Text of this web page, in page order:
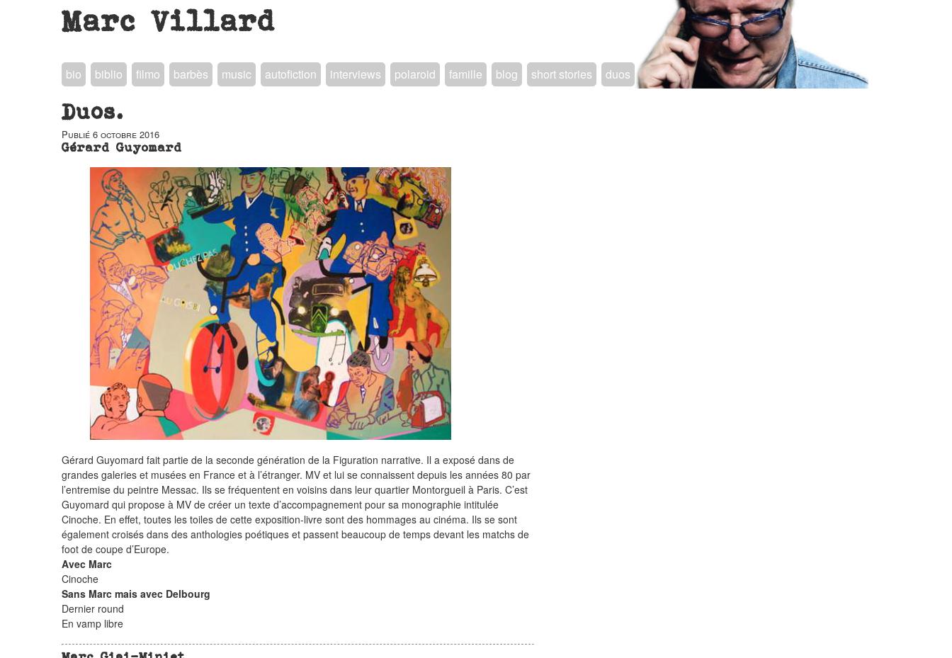
Marc Villard
bio biblio filmo barbès music autofiction interviews polaroid famille blog short stories duos
Duos.
Publié 6 octobre 2016
Gérard Guyomard
Gérard Guyomard fait partie de la seconde génération de la Figuration narrative. Il a exposé dans de
grandes galeries et musées en France et à l’étranger. MV et lui se connaissent depuis les années 80 par
l’entremise du peintre Messac. Ils se fréquentent en voisins dans leur quartier Montorgueil à Paris. C’est
Guyomard qui propose à MV de créer un texte d’accompagnement pour sa monographie intitulée
Cinoche. En effet, toutes les toiles de cette exposition-livre sont des hommages au cinéma. Ils se sont
également croisés dans des anthologies poétiques et passent beaucoup de temps devant les matchs de
foot de coupe d’Europe.
Avec Marc
Cinoche
Sans Marc mais avec Delbourg
Dernier round
En vamp libre